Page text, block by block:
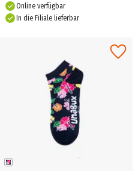
Online verfügbar
In die Filiale lieferbar